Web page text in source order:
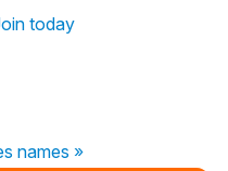
today
names »